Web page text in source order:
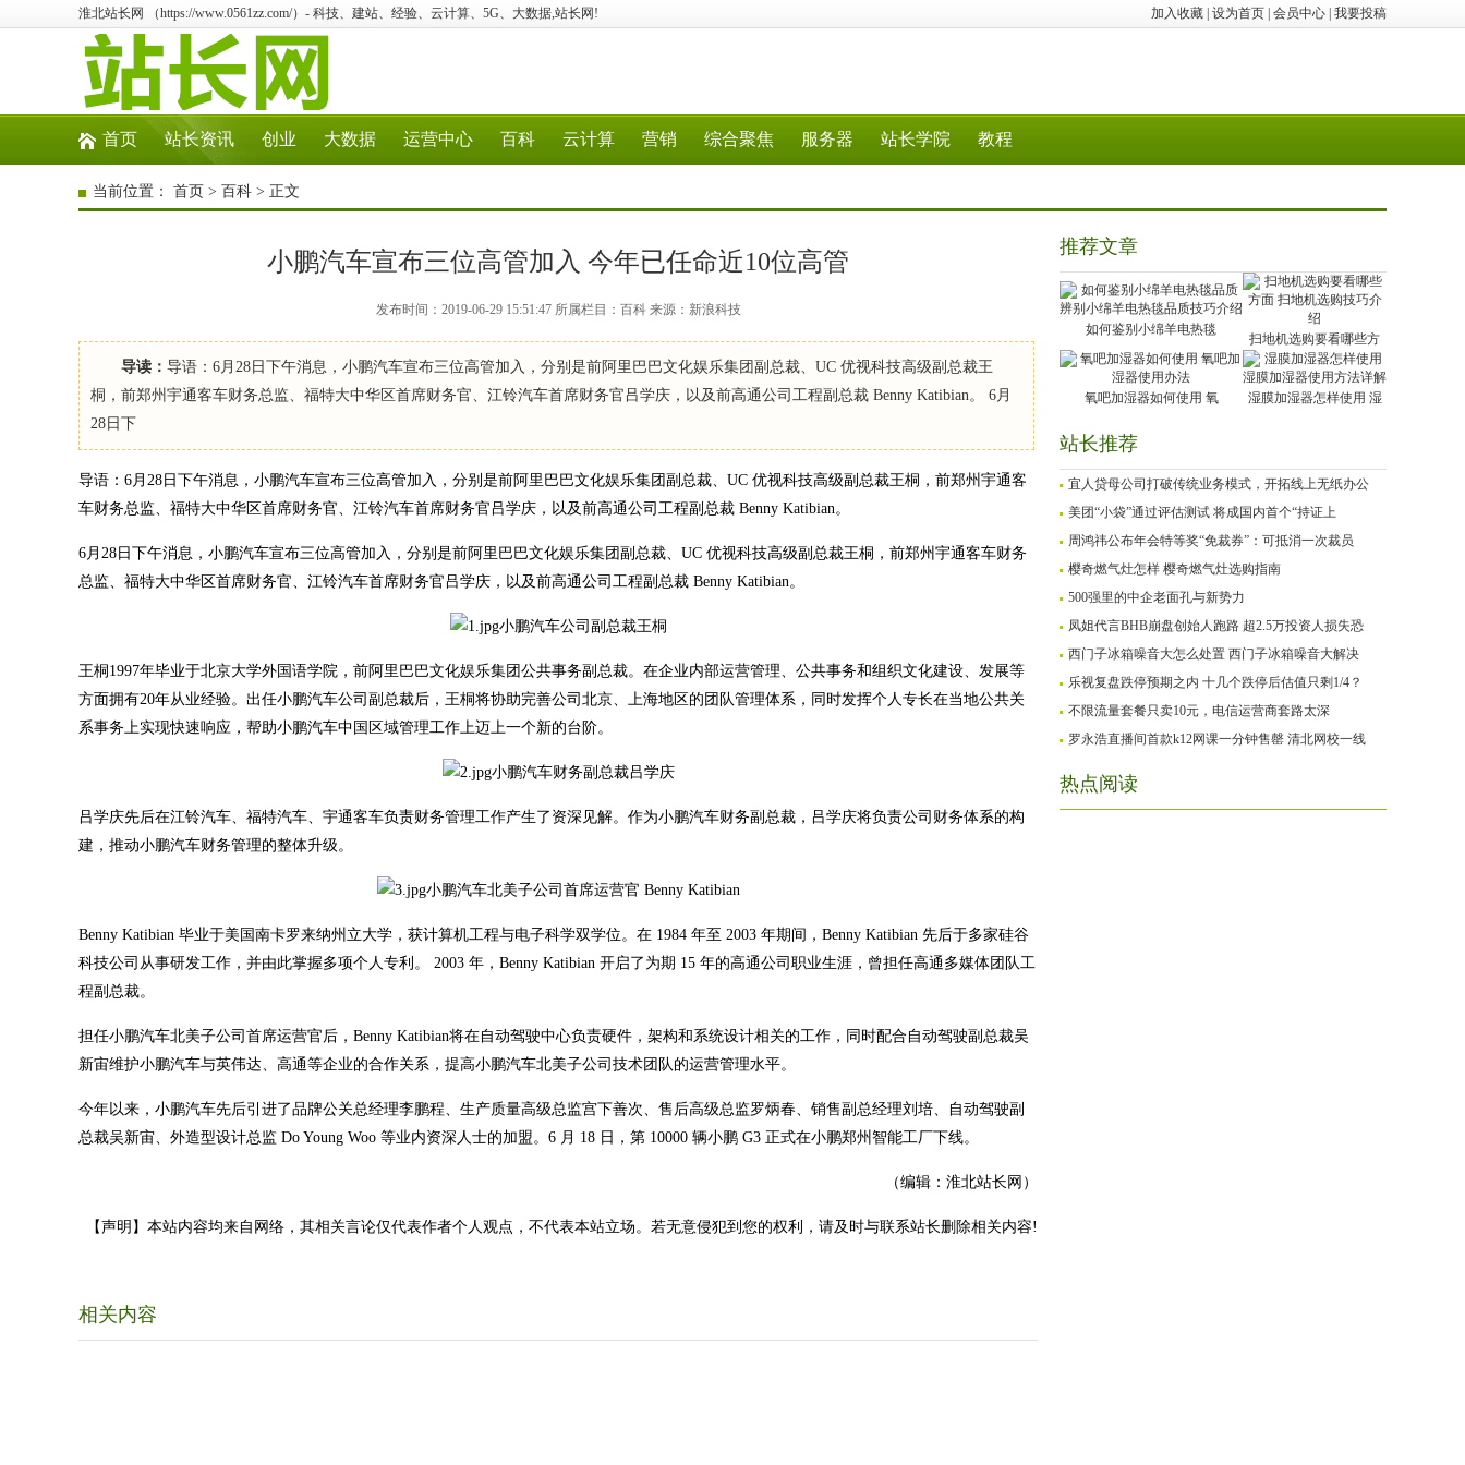
加入收藏 设为首页 会员中心 我要投稿
淮北站长网 （https://www.0561zz.com/）- 科技、建站、经验、云计算、5G、大数据,站长网!
首页 站长资讯 创业 大数据 运营中心 百科 云计算 营销 综合聚焦 服务器 站长学院 教程
当前位置： 首页 > 百科 > 正文
小鹏汽车宣布三位高管加入 今年已任命近10位高管
发布时间：2019-06-29 15:51:47 所属栏目：百科 来源：新浪科技
导读： 导语：6月28日下午消息，小鹏汽车宣布三位高管加入，分别是前阿里巴巴文化娱乐集团副总裁、UC 优视科技高级副总裁王
桐，前郑州宇通客车财务总监、福特大中华区首席财务官、江铃汽车首席财务官吕学庆，以及前高通公司工程副总裁 Benny Katibian。 6月
28日下
导语：6月28日下午消息，小鹏汽车宣布三位高管加入，分别是前阿里巴巴文化娱乐集团副总裁、UC 优视科技高级副总裁王桐，前郑州宇通客
车财务总监、福特大中华区首席财务官、江铃汽车首席财务官吕学庆，以及前高通公司工程副总裁 Benny Katibian。
6月28日下午消息，小鹏汽车宣布三位高管加入，分别是前阿里巴巴文化娱乐集团副总裁、UC 优视科技高级副总裁王桐，前郑州宇通客车财务
总监、福特大中华区首席财务官、江铃汽车首席财务官吕学庆，以及前高通公司工程副总裁 Benny Katibian。
小鹏汽车公司副总裁王桐
王桐1997年毕业于北京大学外国语学院，前阿里巴巴文化娱乐集团公共事务副总裁。在企业内部运营管理、公共事务和组织文化建设、发展等
方面拥有20年从业经验。出任小鹏汽车公司副总裁后，王桐将协助完善公司北京、上海地区的团队管理体系，同时发挥个人专长在当地公共关
系事务上实现快速响应，帮助小鹏汽车中国区域管理工作上迈上一个新的台阶。
小鹏汽车财务副总裁吕学庆
吕学庆先后在江铃汽车、福特汽车、宇通客车负责财务管理工作产生了资深见解。作为小鹏汽车财务副总裁，吕学庆将负责公司财务体系的构
建，推动小鹏汽车财务管理的整体升级。
小鹏汽车北美子公司首席运营官 Benny Katibian
Benny Katibian 毕业于美国南卡罗来纳州立大学，获计算机工程与电子科学双学位。在 1984 年至 2003 年期间，Benny Katibian 先后于多家硅谷
科技公司从事研发工作，并由此掌握多项个人专利。 2003 年，Benny Katibian 开启了为期 15 年的高通公司职业生涯，曾担任高通多媒体团队工
程副总裁。
担任小鹏汽车北美子公司首席运营官后，Benny Katibian将在自动驾驶中心负责硬件，架构和系统设计相关的工作，同时配合自动驾驶副总裁吴
新宙维护小鹏汽车与英伟达、高通等企业的合作关系，提高小鹏汽车北美子公司技术团队的运营管理水平。
今年以来，小鹏汽车先后引进了品牌公关总经理李鹏程、生产质量高级总监宫下善次、售后高级总监罗炳春、销售副总经理刘培、自动驾驶副
总裁吴新宙、外造型设计总监 Do Young Woo 等业内资深人士的加盟。6 月 18 日，第 10000 辆小鹏 G3 正式在小鹏郑州智能工厂下线。
（编辑：淮北站长网）
【声明】本站内容均来自网络，其相关言论仅代表作者个人观点，不代表本站立场。若无意侵犯到您的权利，请及时与联系站长删除相关内容!
相关内容
推荐文章
如何鉴别小绵羊电热毯
扫地机选购要看哪些方
氧吧加湿器如何使用 氧 湿膜加湿器怎样使用 湿
站长推荐
宜人贷母公司打破传统业务模式，开拓线上无纸办公
美团“小袋”通过评估测试 将成国内首个“持证上
周鸿祎公布年会特等奖“免裁券”：可抵消一次裁员
樱奇燃气灶怎样 樱奇燃气灶选购指南
500强里的中企老面孔与新势力
凤姐代言BHB崩盘创始人跑路 超2.5万投资人损失恐
西门子冰箱噪音大怎么处置 西门子冰箱噪音大解决
乐视复盘跌停预期之内 十几个跌停后估值只剩1/4？
不限流量套餐只卖10元，电信运营商套路太深
罗永浩直播间首款k12网课一分钟售罄 清北网校一线
热点阅读